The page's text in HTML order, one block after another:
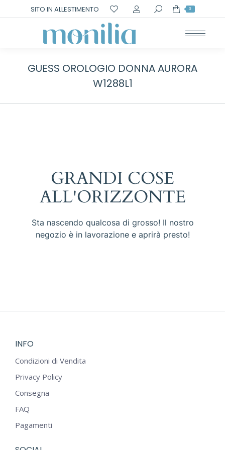
SITO IN ALLESTIMENTO Cerca: 0
GUESS OROLOGIO DONNA AURORA
W1288L1
GRANDI COSE
ALL'ORIZZONTE
Sta nascendo qualcosa di grosso! Il nostro
negozio è in lavorazione e aprirà presto!
INFO
Condizioni di Vendita
Privacy Policy
Consegna
FAQ
Pagamenti